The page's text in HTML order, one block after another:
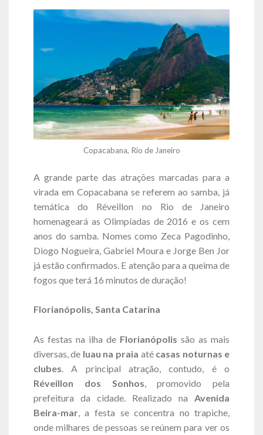
Copacabana, Rio de Janeiro
A grande parte das atrações marcadas para a
virada em Copacabana se referem ao samba, já
temática do Réveillon no Rio de Janeiro
homenageará as Olimpíadas de 2016 e os cem
anos do samba. Nomes como Zeca Pagodinho,
Diogo Nogueira, Gabriel Moura e Jorge Ben Jor
já estão confirmados. E atenção para a queima de
fogos que terá 16 minutos de duração!
Florianópolis, Santa Catarina
As festas na ilha de Florianópolis são as mais
diversas, de luau na praia até casas noturnas e
clubes. A principal atração, contudo, é o
Réveillon dos Sonhos, promovido pela
prefeitura da cidade. Realizado naAvenida
Beira-mar, a festa se concentra no trapiche,
onde milhares de pessoas se reúnem para ver os